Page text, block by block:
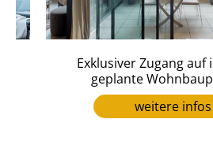
Exklusiver Zugang auf
geplante
weitere infos